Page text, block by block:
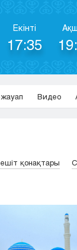
Екінті
17:35
Видео
қонақтары